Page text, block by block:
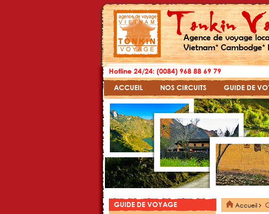
Agence de voyage
Vietnam* Cambodge*
Hotline 24/24: (0084) 968 88 69 79
ACCUEIL
NOS CIRCUITS GUIDE DE
GUIDE DE VOYAGE Accueil